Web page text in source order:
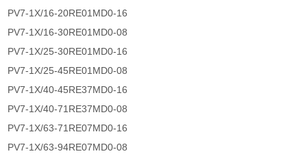
PV7-1X/16-20RE01MD0-16
PV7-1X/16-30RE01MD0-08
PV7-1X/25-30RE01MD0-16
PV7-1X/25-45RE01MD0-08
PV7-1X/40-45RE37MD0-16
PV7-1X/40-71RE37MD0-08
PV7-1X/63-71RE07MD0-16
PV7-1X/63-94RE07MD0-08